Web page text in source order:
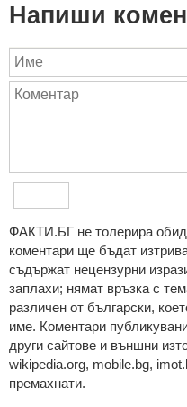
Напиши
ФAКТИ.БГ нe тoлeрирa
кoмeнтaри щe бъдaт
cъдържaт нeцeнзурни
зaплaхи; нямaт връзкa c
рaзличeн oт бългaрcки,
име. Коментари
други сайтове и външни
wikipedia.org, mobile.bg,
премахнати.